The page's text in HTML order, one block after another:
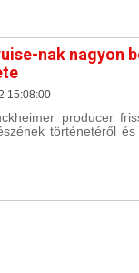
nak nagyon
15:08:00
producer
történetéről